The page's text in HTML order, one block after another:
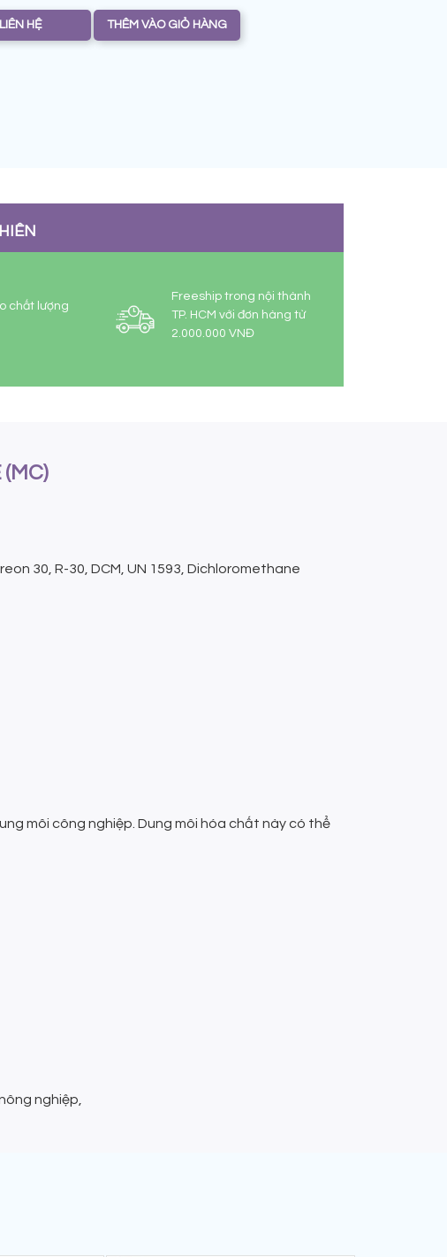
LIÊN HỆ THÊM VÀO GIỎ HÀNG
chất lượng
Freeship trong nội thành
TP. HCM với đơn hàng từ
2.000.000 VNĐ
30, R-30, DCM, UN 1593, Dichloromethane
môi công nghiệp. Dung môi hóa chất này có thể
nghiệp,